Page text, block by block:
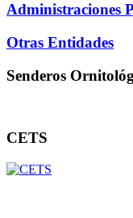
Administraciones
Otras Entidades
Senderos
CETS